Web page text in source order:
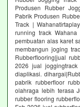
Produsen Rubber
Pabrik Produsen
Track |
running track
pembuatan alas karet
membangun joging
Rubberflooring|jual
2026 jual
diaplikasi.
pabrik rubberfloor
olahraga lebih terasa
rubber flooring